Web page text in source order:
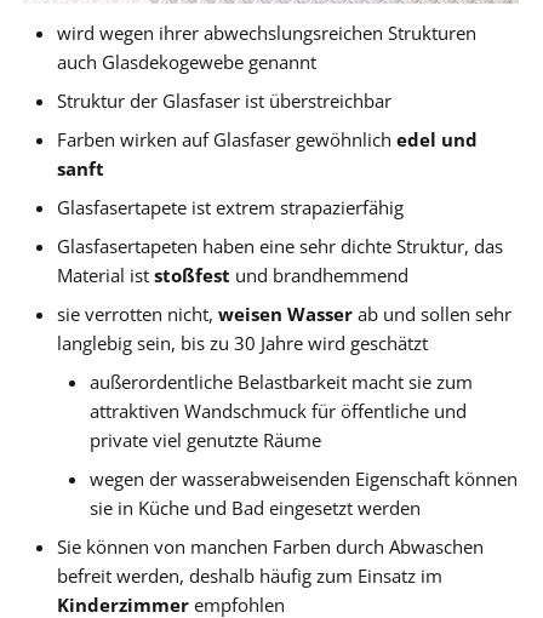
wird wegen ihrer abwechslungsreichen Strukturen
auch Glasdekogewebe genannt
Struktur der Glasfaser ist überstreichbar
Farben wirken auf Glasfaser gewöhnlichedel und
sanft
Glasfasertapete ist extrem strapazierfähig
Glasfasertapeten haben eine sehr dichte Struktur, das
Material iststoßfest und brandhemmend
sie verrotten nicht,weisen Wasser ab und sollen sehr
langlebig sein, bis zu 30 Jahre wird geschätzt
außerordentliche Belastbarkeit macht sie zum
attraktiven Wandschmuck für öffentliche und
private viel genutzte Räume
wegen der wasserabweisenden Eigenschaft können
sie in Küche und Bad eingesetzt werden
Sie können von manchen Farben durch Abwaschen
befreit werden, deshalb häufig zum Einsatz im
Kinderzimmer empfohlen